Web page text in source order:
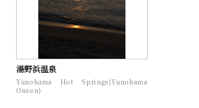
湯野浜温泉
Yunohama Hot Springs(Yunohama
Onsen)